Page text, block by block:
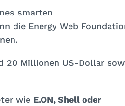
smarten
die Energy Web
20 Millionen US-Dollar
wie E.ON, Shell oder